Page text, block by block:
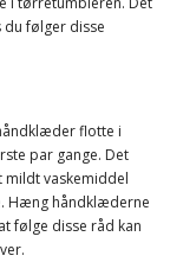
følger disse
flotte i
par gange. Det
mildt vaskemiddel
Hæng håndklæderne
følge disse råd kan